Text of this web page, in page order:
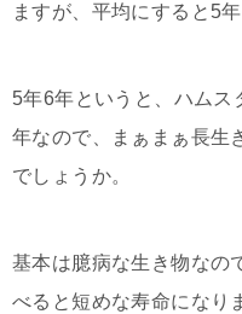
ますが、平均にすると5
5年6年というと、ハム
年なので、まぁまぁ長生
でしょうか。
基本は臆病な生き物なの
べると短めな寿命になり